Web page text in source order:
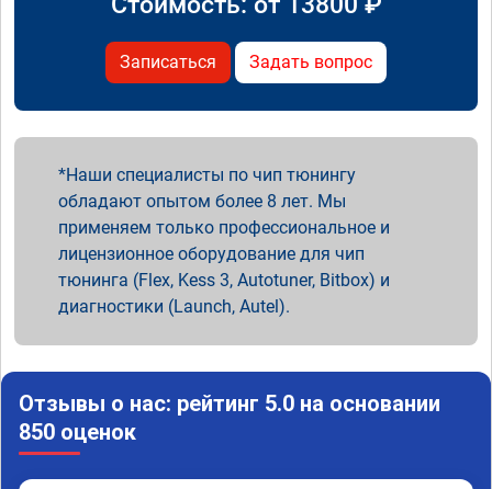
Записаться Задать вопрос
Наши специалисты по чип тюнингу
обладают опытом более 8 лет. Мы
применяем только профессиональное и
лицензионное оборудование для чип
тюнинга (Flex, Kess 3, Autotuner, Bitbox) и
диагностики (Launch, Autel).
Отзывы о нас: рейтинг 5.0 на основании
850 оценок